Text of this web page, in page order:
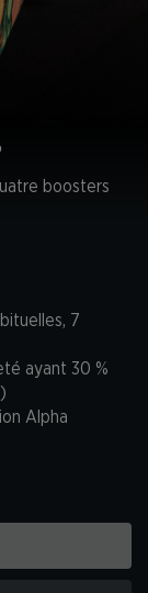
boosters
7
ayant 30 %
Alpha